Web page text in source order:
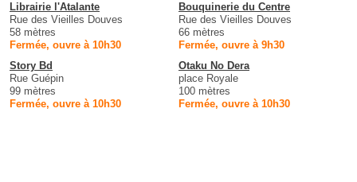
Librairie l'Atalante
Rue des Vieilles Douves
58 mètres
Fermée, ouvre à 10h30
Bouquinerie du Centre
Rue des Vieilles Douves
66 mètres
Fermée, ouvre à 9h30
Story Bd
Rue Guépin
99 mètres
Fermée, ouvre à 10h30
Otaku No Dera
place Royale
100 mètres
Fermée, ouvre à 10h30